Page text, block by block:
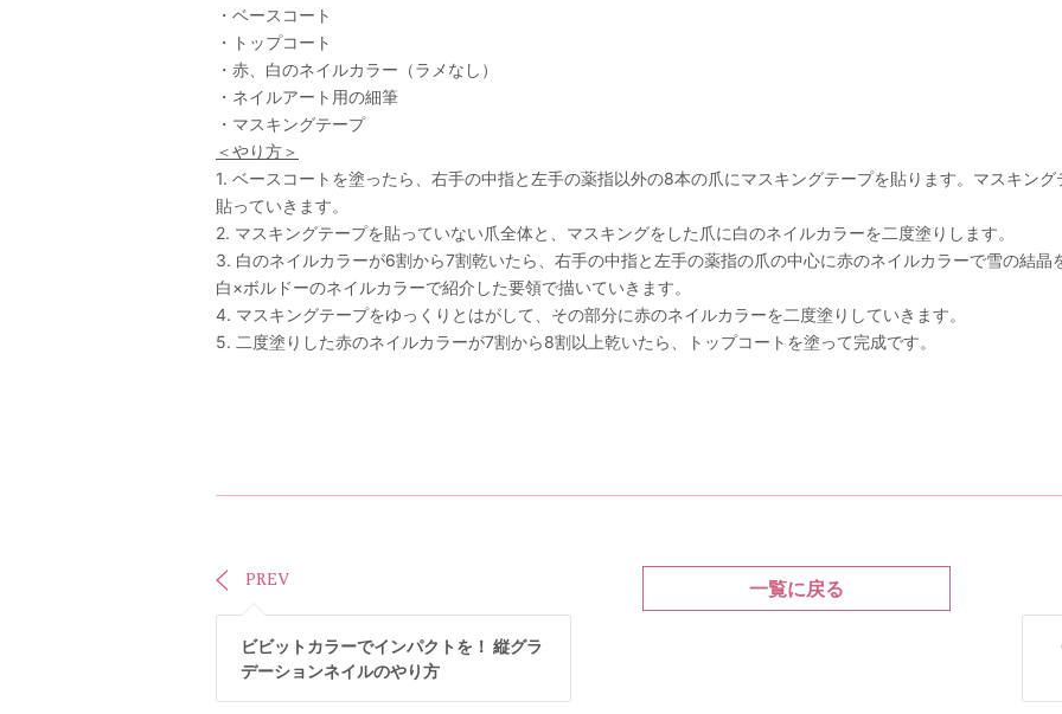
・ベースコート
・トップコート
・赤、白のネイルカラー（ラメなし）
・ネイルアート用の細筆
・マスキングテープ
＜やり方＞
1. ベースコートを塗ったら、右手の中指と左手の薬指以外の8本の爪にマスキングテープを貼ります。マスキン
貼っていきます。
2. マスキングテープを貼っていない爪全体と、マスキングをした爪に白のネイルカラーを二度塗りします。
3. 白のネイルカラーが6割から7割乾いたら、右手の中指と左手の薬指の爪の中心に赤のネイルカラーで雪の結晶
白×ボルドーのネイルカラーで紹介した要領で描いていきます。
4. マスキングテープをゆっくりとはがして、その部分に赤のネイルカラーを二度塗りしていきます。
5. 二度塗りした赤のネイルカラーが7割から8割以上乾いたら、トップコートを塗って完成です。
PREV
ビビットカラーでインパクトを！ 縦グラ
デーションネイルのやり方
一覧に戻る